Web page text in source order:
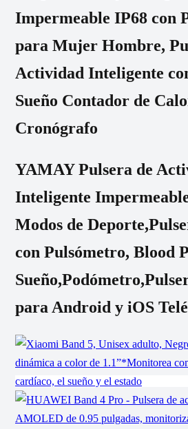
Impermeable IP68 con
para Mujer Hombre,
Actividad Inteligente
Sueño Contador de
Cronógrafo
YAMAY Pulsera de
Inteligente
Modos de
con Pulsómetro, Blood
para Android y iOS